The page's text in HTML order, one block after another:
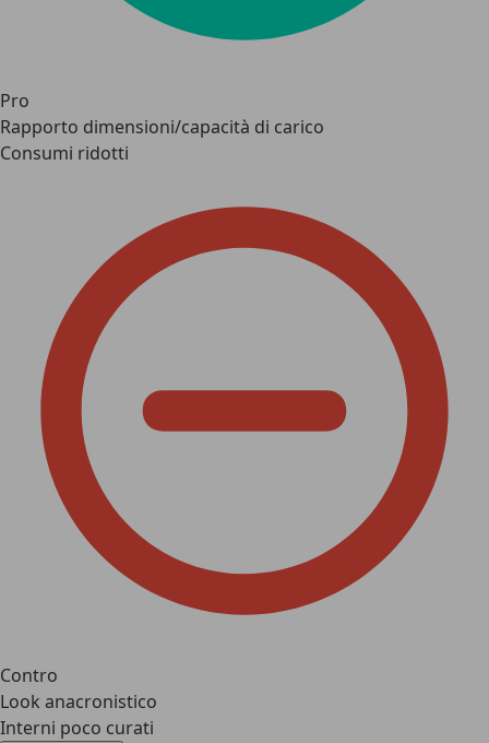
Pro
Rapporto dimensioni/capacità di carico
Consumi ridotti
Contro
Look anacronistico
Interni poco curati